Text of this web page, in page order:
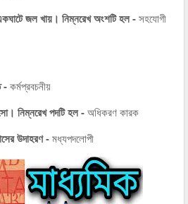
জল খায়। নিম্নরেখ অংশটি হল - সহযোগী
- কর্মপ্রবচনীয়
নিম্নরেখ পদটি হল - অধিকরণ কারক
উদাহরণ - মধ্যপদলোপী